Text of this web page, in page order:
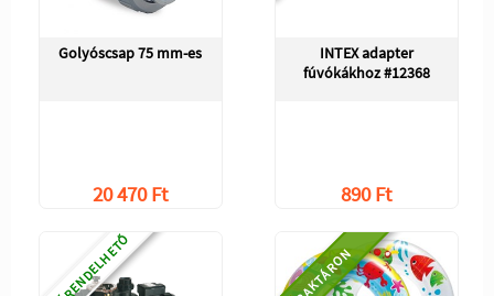
Golyóscsap 75 mm-es
20 470 Ft
INTEX adapter
fúvókákhoz #12368
890 Ft
ELŐRENDELHETŐ RAKTÁRON